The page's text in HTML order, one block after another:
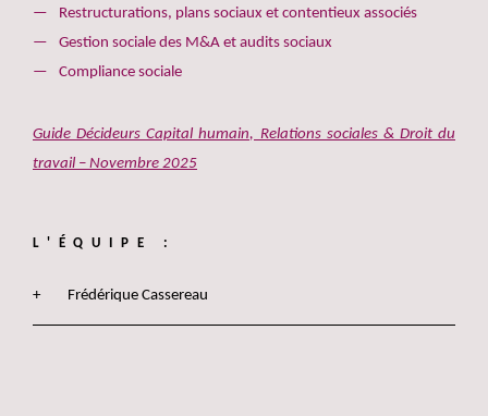
Restructurations, plans sociaux et contentieux associés
Gestion sociale des M&A et audits sociaux
Compliance sociale
Guide Décideurs Capital humain, Relations sociales & Droit du
travail – Novembre 2025
L'ÉQUIPE :
Frédérique Cassereau